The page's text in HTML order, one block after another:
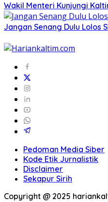
Wakil Menteri Kunjungi
Jangan Senang Dulu Lolos
Pedoman Media Siber
Kode Etik Jurnalistik
Disclaimer
Sekapur Sirih
Copyright @ 2025